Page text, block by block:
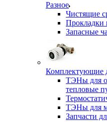
Разное
Чистящие
Прокладки
Запасные
Комплектующие
ТЭНы для
тепловые
ТЭНы для
Запчасти